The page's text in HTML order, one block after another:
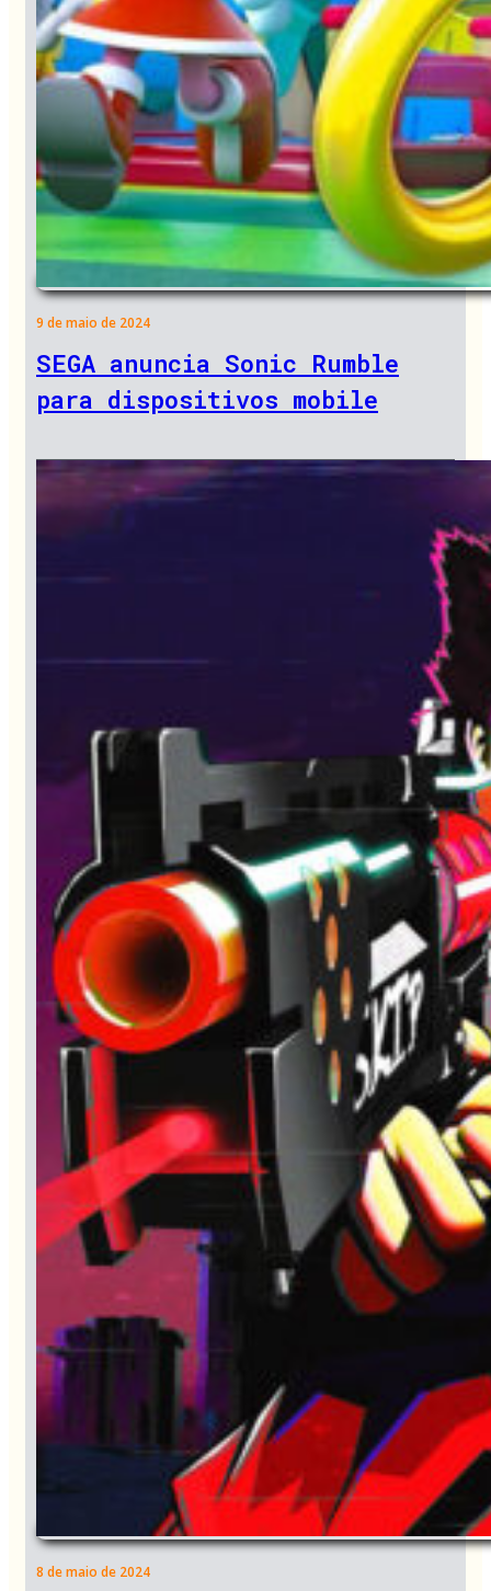
9 de maio de 2024
SEGA anuncia Sonic Rumble
para dispositivos mobile
8 de maio de 2024